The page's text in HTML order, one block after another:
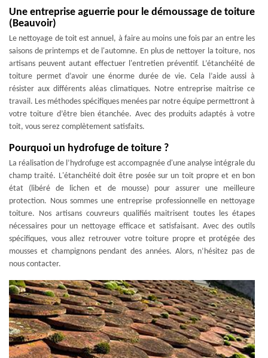
Une entreprise aguerrie pour le démoussage de toiture
(Beauvoir)
Le nettoyage de toit est annuel, à faire au moins une fois par an entre les
saisons de printemps et de l'automne. En plus de nettoyer la toiture, nos
artisans peuvent autant effectuer l'entretien préventif. L’étanchéité de
toiture permet d’avoir une énorme durée de vie. Cela l’aide aussi à
résister aux différents aléas climatiques. Notre entreprise maitrise ce
travail. Les méthodes spécifiques menées par notre équipe permettront à
votre toiture d’être bien étanchée. Avec des produits adaptés à votre
toit, vous serez complètement satisfaits.
Pourquoi un hydrofuge de toiture ?
La réalisation de l’hydrofuge est accompagnée d'une analyse intégrale du
champ traité. L'étanchéité doit être posée sur un toit propre et en bon
état (libéré de lichen et de mousse) pour assurer une meilleure
protection. Nous sommes une entreprise professionnelle en nettoyage
toiture. Nos artisans couvreurs qualifiés maitrisent toutes les étapes
nécessaires pour un nettoyage efficace et satisfaisant. Avec des outils
spécifiques, vous allez retrouver votre toiture propre et protégée des
mousses et champignons pendant des années. Alors, n’hésitez pas de
nous contacter.